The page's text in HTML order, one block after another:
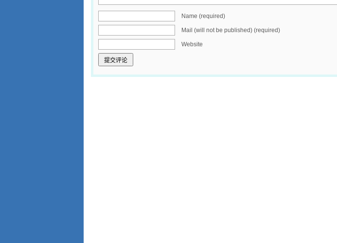
Name (required)
Mail (will not be published) (required)
Website